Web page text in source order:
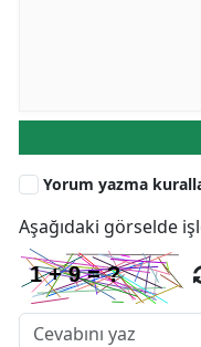
Yorum yazma
Aşağıdaki görselde